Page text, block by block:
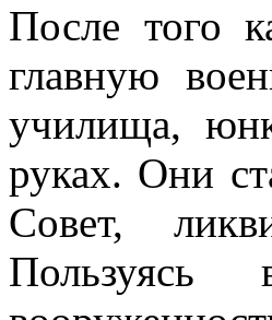
После того
главную
училища,
руках. Они
Совет,
Пользуясь